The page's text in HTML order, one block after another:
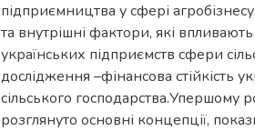
підприємництва у сфері
та внутрішні фактори, які впливають
українських підприємств сфери
дослідження –фінансова стійкість
сільського господарства.Упершому
розглянуто основні концепції,